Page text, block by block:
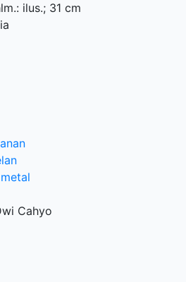
ilus.; 31 cm
Cahyo